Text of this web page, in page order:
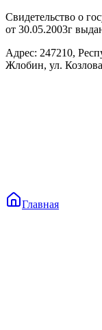
Свидетельство о
от 30.05.2003г
Адрес: 247210,
Жлобин, ул.
Главная